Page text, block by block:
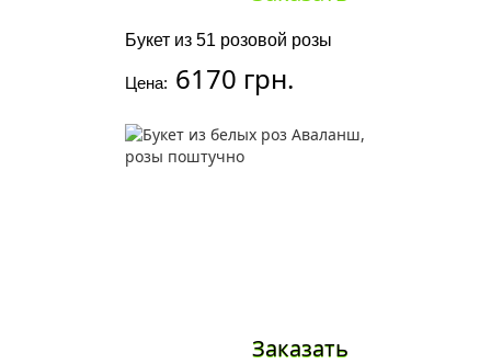
Букет из 51 розовой розы
Цена: 6170 грн.
Заказать